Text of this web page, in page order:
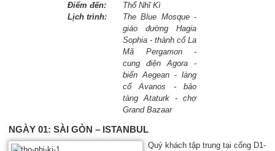
Điểm đến:
Thổ Nhĩ Kì
Lịch trình:
The Blue Mosque -
giáo đường Hagia
Sophia - thành cổ La
Mã Pergamon -
cung điện Agora -
biển Aegean - làng
cổ Avanos - bảo
tàng Ataturk - chợ
Grand Bazaar
NGÀY 01: SÀI GÒN – ISTANBUL
Quý khách tập trung tại cổng D1-